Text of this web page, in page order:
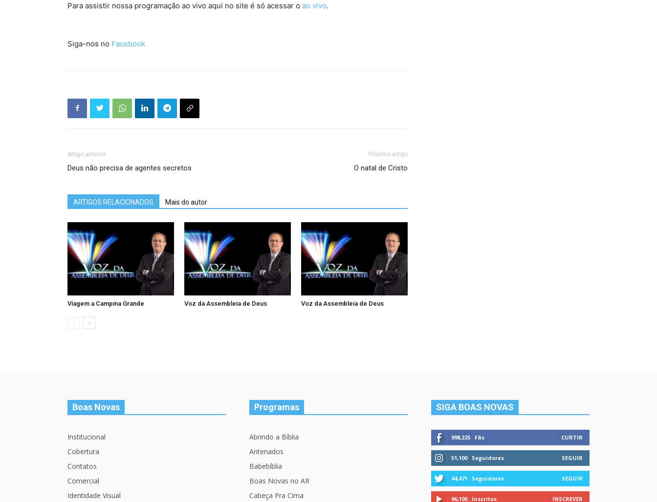
Para assistir nossa programação ao vivo aqui no site é só acessar o ao vivo.
Siga-nos no Facebook
Artigo anterior
Deus não precisa de agentes secretos
Próximo artigo
O natal de Cristo
ARTIGOS RELACIONADOS Mais do autor
Viagem a Campina Grande Voz da Assembleia de Deus Voz da Assembleia de Deus
Boas Novas
Institucional
Cobertura
Contatos
Comercial
Identidade Visual
Programas
Abrindo a Bíblia
Antenados
Babebíblia
Boas Novas no AR
Cabeça Pra Cima
SIGA BOAS NOVAS
998,225 Fãs CURTIR
51,100 Seguidores SEGUIR
44,471 Seguidores SEGUIR
96,100 Inscritos INSCREVER